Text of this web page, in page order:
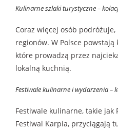
Kulinarne szlaki turystyczne –
Coraz więcej osób
regionów. W Polsce
które prowadzą przez
lokalną kuchnią.
Festiwale kulinarne i wydarzenia –
Festiwale kulinarne, takie jak
Festiwal Karpia, przyciągają